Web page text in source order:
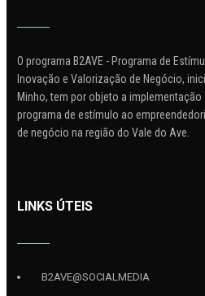
O programa B2AVE - Programa de
Inovação e Valorização de Negócio,
Minho, tem por objeto a
programa de estímulo ao
de negócio na região do Vale do Ave.
LINKS ÚTEIS
B2AVE@SOCIALMEDIA